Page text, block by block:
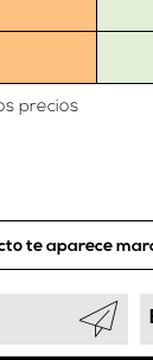
precios
te aparece